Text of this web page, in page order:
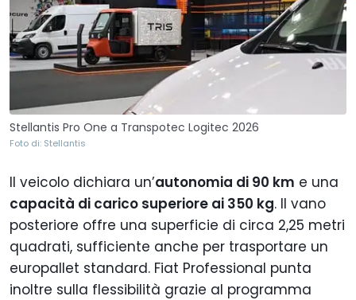
Stellantis Pro One a Transpotec Logitec 2026
Foto di: Stellantis
Il veicolo dichiara un’autonomia di 90 km e una
capacità di carico superiore ai 350 kg. Il vano
posteriore offre una superficie di circa 2,25 metri
quadrati, sufficiente anche per trasportare un
europallet standard. Fiat Professional punta
inoltre sulla flessibilità grazie al programma